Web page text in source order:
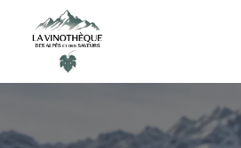
AUTEUR
CGU
ARCHIVES